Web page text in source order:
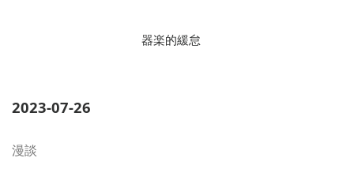
器楽的緩怠
2023-07-26
漫談